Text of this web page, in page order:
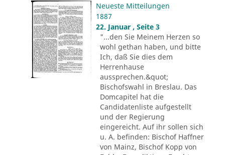
Neueste Mitteilungen
1887
22. Januar , Seite 3
"...den Sie Meinem Herzen so
wohl gethan haben, und bitte
Ich, daß Sie dies dem
Herrenhause
aussprechen.&quot;
Bischofswahl in Breslau. Das
Domcapitel hat die
Candidatenliste aufgestellt
und der Regierung
eingereicht. Auf ihr sollen sich
u. A. befinden: Bischof Haffner
von Mainz, Bischof Kopp von